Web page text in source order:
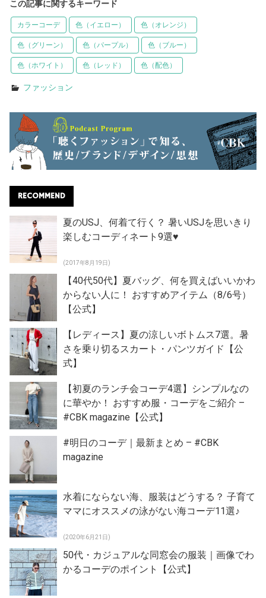
この記事に関するキーワード
カラーコーデ 色（イエロー） 色（オレンジ）
色（グリーン） 色（パープル） 色（ブルー）
色（ホワイト） 色（レッド） 色（配色）
ファッション
RECOMMEND
夏のUSJ、何着て行く？ 暑いUSJを思いきり
楽しむコーディネート9選♥
(2017年8月19日)
【40代50代】夏バッグ、何を買えばいいかわ
からない人に！ おすすめアイテム（8/6号）
【公式】
【レディース】夏の涼しいボトムス7選。暑
さを乗り切るスカート・パンツガイド【公
式】
【初夏のランチ会コーデ4選】シンプルなの
に華やか！ おすすめ服・コーデをご紹介 –
#CBK magazine【公式】
#明日のコーデ｜最新まとめ – #CBK
magazine
水着にならない海、服装はどうする？ 子育て
ママにオススメの泳がない海コーデ11選♪
(2020年6月21日)
50代・カジュアルな同窓会の服装｜画像でわ
かるコーデのポイント【公式】